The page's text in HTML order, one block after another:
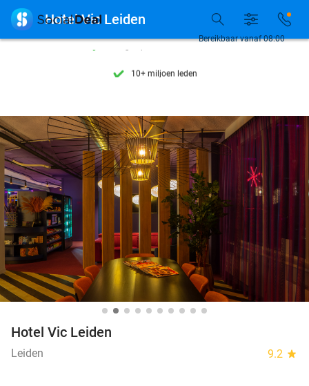
7 dagen per week beschikbaar
7 dagen per week beschikbaar
10+ miljoen leden
Bereikbaar vanaf 08:00
 Hotel Vic Leiden
Hotel Vic Leiden
Leiden 9.2 star